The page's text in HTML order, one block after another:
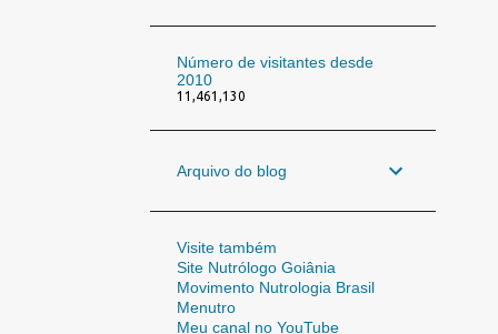
Número de visitantes desde
2010
11,461,130
Arquivo do blog
Visite também
Site Nutrólogo Goiânia
Movimento Nutrologia Brasil
Menutro
Meu canal no YouTube